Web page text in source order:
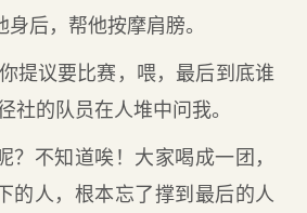
后，帮他按摩肩膀。
议要比赛，喂，最后到底谁
社的队员在人堆中问我。
不知道唉！大家喝成一团，
的人，根本忘了撑到最后的人